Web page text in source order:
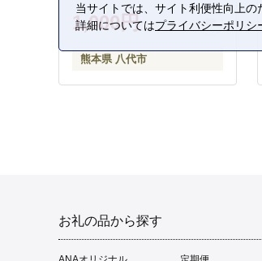
1,000円
熊本県 八代市
お礼の品から探す
当サイトでは、サイト利便性向上
詳細についてはプライバシーポリシ